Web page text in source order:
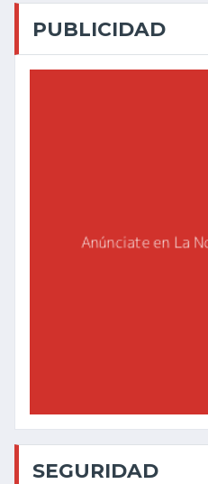
PUBLICIDAD
SEGURIDAD